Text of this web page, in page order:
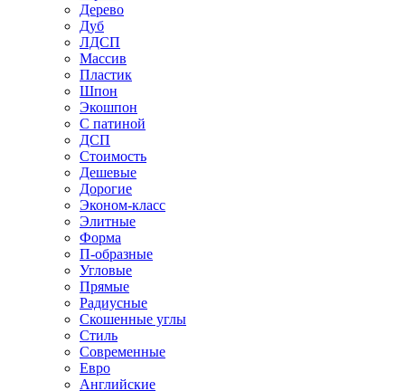
Дерево
Дуб
ЛДСП
Массив
Пластик
Шпон
Экошпон
С патиной
ДСП
Стоимость
Дешевые
Дорогие
Эконом-класс
Элитные
Форма
П-образные
Угловые
Прямые
Радиусные
Скошенные углы
Стиль
Современные
Евро
Английские